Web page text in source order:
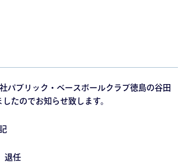
パブリック・ベースボールクラブ徳島の谷田
たのでお知らせ致します。
退任